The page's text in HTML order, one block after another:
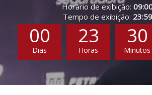
Horário de exibição:
Tempo de exibição:
00
Dias
23
Horas
30
Minutos